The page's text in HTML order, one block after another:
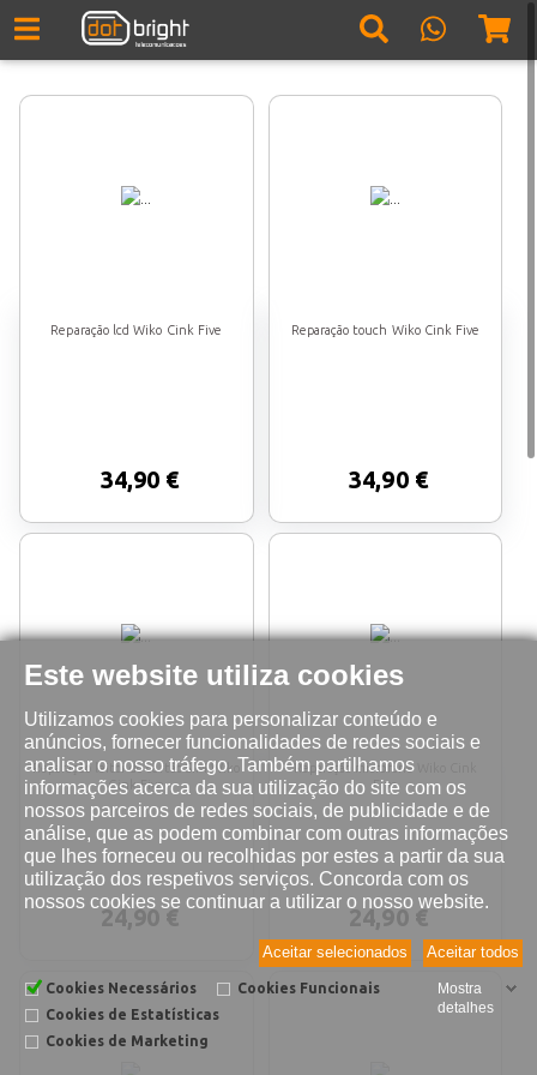
Este website utiliza cookies
Utilizamos cookies para personalizar conteúdo e
anúncios, fornecer funcionalidades de redes sociais e
analisar o nosso tráfego. Também partilhamos
informações acerca da sua utilização do site com os
nossos parceiros de redes sociais, de publicidade e de
análise, que as podem combinar com outras informações
que lhes forneceu ou recolhidas por estes a partir da sua
utilização dos respetivos serviços. Concorda com os
nossos cookies se continuar a utilizar o nosso website.
Aceitar todos
Aceitar selecionados
Cookies Necessários
Cookies Funcionais
Cookies de Estatísticas
Cookies de Marketing
Mostra
detalhes
Reparação lcd Wiko Cink Five
34,90 €
Reparação touch Wiko Cink Five
34,90 €
Reparação leitor do cartão SIM Wiko
Cink Five
24,90 €
Reparação microfone Wiko Cink
Five
24,90 €